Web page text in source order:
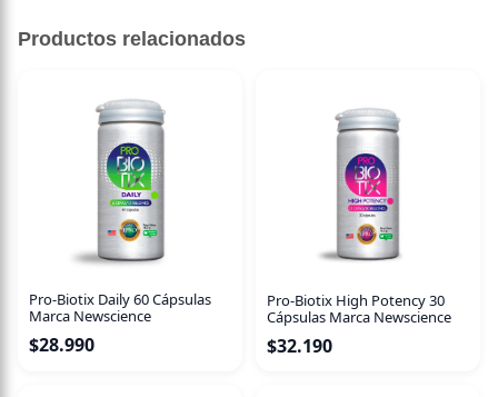
Productos relacionados
Pro-Biotix Daily 60 Cápsulas
Marca Newscience
$28.990
Pro-Biotix High Potency 30
Cápsulas Marca Newscience
$32.190